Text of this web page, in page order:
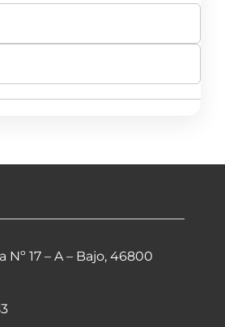
Nº 17 – A – Bajo, 46800